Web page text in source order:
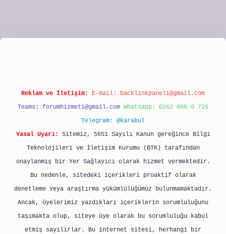
Reklam ve İletişim: E-mail: backlinkpaneli@gmail.com
Teams: forumhizmeti@gmail.com Whatsapp: 0262 606 0 726
Telegram: @karabul
Yasal Uyarı:
Sitemiz, 5651 Sayılı Kanun gereğince Bilgi
Teknolojileri ve İletişim Kurumu (BTK) tarafından
onaylanmış bir Yer Sağlayıcı olarak hizmet vermektedir.
Bu nedenle, sitedeki içerikleri proaktif olarak
denetleme veya araştırma yükümlülüğümüz bulunmamaktadır.
Ancak, üyelerimiz yazdıkları içeriklerin sorumluluğunu
taşımakta olup, siteye üye olarak bu sorumluluğu kabul
etmiş sayılırlar. Bu internet sitesi, herhangi bir